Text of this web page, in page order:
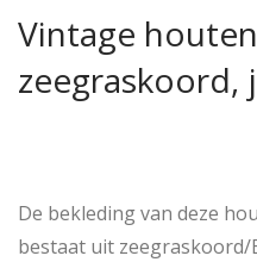
Vintage
zeegraskoord,
De bekleding van deze
bestaat uit